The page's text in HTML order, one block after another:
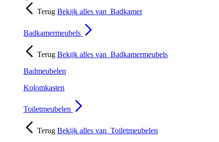
Terug Bekijk alles van Badkamer
Badkamermeubels
Terug Bekijk alles van Badkamermeubels
Badmeubelen
Kolomkasten
Toiletmeubelen
Terug Bekijk alles van Toiletmeubelen